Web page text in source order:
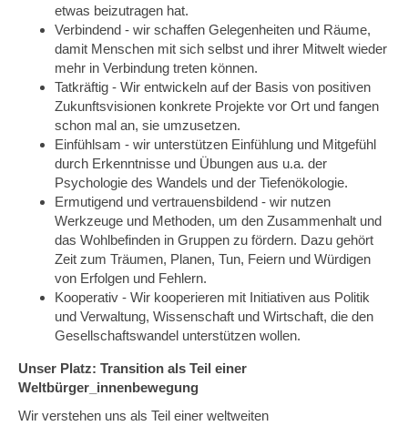
etwas beizutragen hat.
Verbindend - wir schaffen Gelegenheiten und Räume,
damit Menschen mit sich selbst und ihrer Mitwelt wieder
mehr in Verbindung treten können.
Tatkräftig - Wir entwickeln auf der Basis von positiven
Zukunftsvisionen konkrete Projekte vor Ort und fangen
schon mal an, sie umzusetzen.
Einfühlsam - wir unterstützen Einfühlung und Mitgefühl
durch Erkenntnisse und Übungen aus u.a. der
Psychologie des Wandels und der Tiefenökologie.
Ermutigend und vertrauensbildend - wir nutzen
Werkzeuge und Methoden, um den Zusammenhalt und
das Wohlbefinden in Gruppen zu fördern. Dazu gehört
Zeit zum Träumen, Planen, Tun, Feiern und Würdigen
von Erfolgen und Fehlern.
Kooperativ - Wir kooperieren mit Initiativen aus Politik
und Verwaltung, Wissenschaft und Wirtschaft, die den
Gesellschaftswandel unterstützen wollen.
Unser Platz: Transition als Teil einer
Weltbürger_innenbewegung
Wir verstehen uns als Teil einer weltweiten